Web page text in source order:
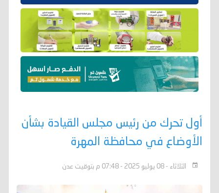
أول تحرك من رئيس مجلس القيادة بشأن
الأوضاع في محافظة المهرة
الثلاثاء - 08 يوليو 2025 - 07:48 م بتوقيت عدن